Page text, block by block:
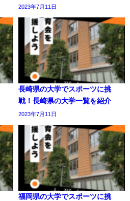
2023年7月11日
長崎県の大学でスポーツに挑
戦！長崎県の大学一覧を紹介
2023年7月11日
福岡県の大学でスポーツに挑